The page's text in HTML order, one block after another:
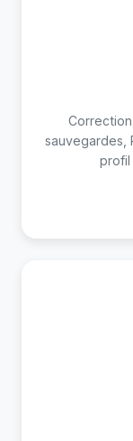
Correction
sauvegardes,
profil